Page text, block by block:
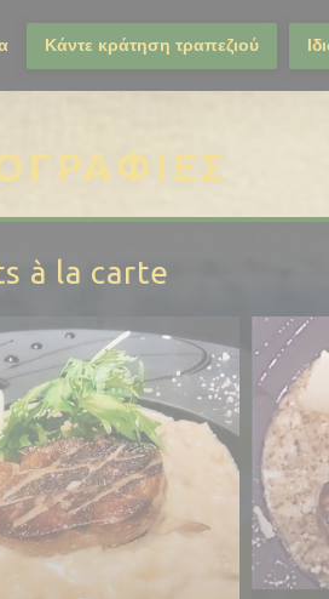
Κάντε κράτηση τραπεζιού
à la carte